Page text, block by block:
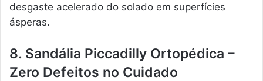
desgaste acelerado do solado em superfícies
ásperas.
8. Sandália Piccadilly Ortopédica –
Zero Defeitos no Cuidado